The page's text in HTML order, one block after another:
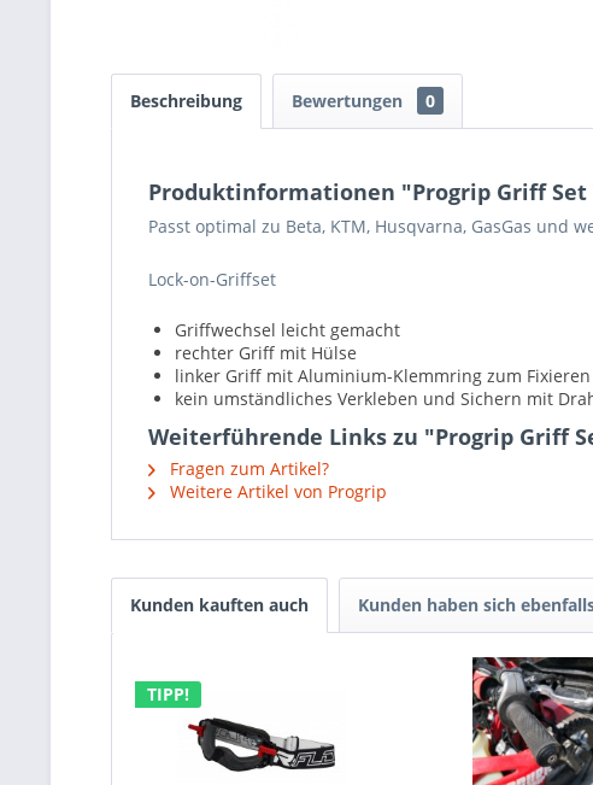
Beschreibung Bewertungen 0
Produktinformationen "Progrip Griff Set
Passt optimal zu Beta, KTM, Husqvarna, GasGas und
Lock-on-Griffset
Griffwechsel leicht gemacht
rechter Griff mit Hülse
linker Griff mit Aluminium-Klemmring zum Fixieren
kein umständliches Verkleben und Sichern mit
Weiterführende Links zu "Progrip Griff
Fragen zum Artikel?
Weitere Artikel von Progrip
Kunden kauften auch Kunden haben sich
TIPP!